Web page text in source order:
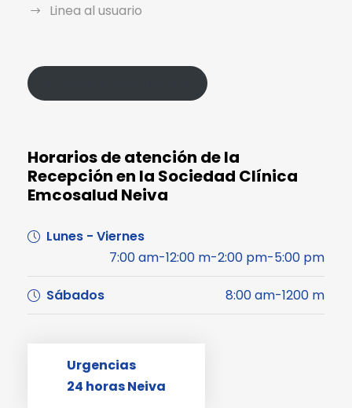
Linea al usuario
Horarios de atención de la
Recepción en la Sociedad Clínica
Emcosalud Neiva
Lunes - Viernes
7:00 am-12:00 m-2:00 pm-5:00 pm
Sábados 8:00 am-1200 m
Urgencias
24 horas Neiva